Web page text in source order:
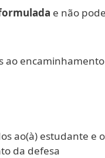
e não
ao
ao(à) estudante e
da defesa